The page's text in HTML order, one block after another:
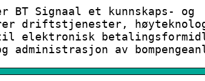
BT Signaal et kunnskaps- og
driftstjenester,
elektronisk
av